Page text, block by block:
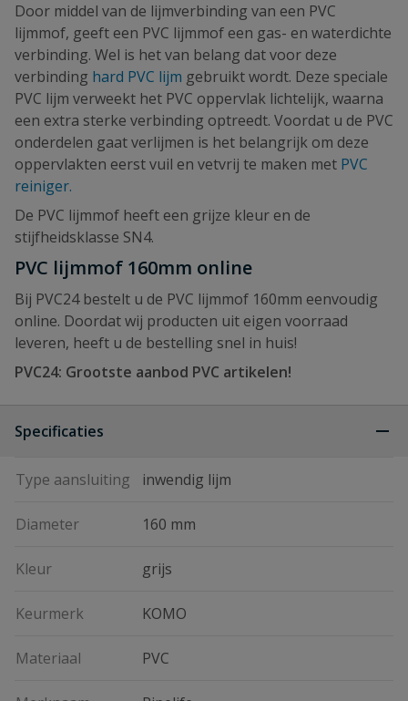
Door middel van de lijmverbinding van een PVC
lijmmof, geeft een PVC lijmmof een gas- en waterdichte
verbinding. Wel is het van belang dat voor deze
verbinding hard PVC lijm gebruikt wordt. Deze speciale
PVC lijm verweekt het PVC oppervlak lichtelijk, waarna
een extra sterke verbinding optreedt. Voordat u de PVC
onderdelen gaat verlijmen is het belangrijk om deze
oppervlakten eerst vuil en vetvrij te maken met PVC
reiniger.
De PVC lijmmof heeft een grijze kleur en de
stijfheidsklasse SN4.
PVC lijmmof 160mm online
Bij PVC24 bestelt u de PVC lijmmof 160mm eenvoudig
online. Doordat wij producten uit eigen voorraad
leveren, heeft u de bestelling snel in huis!
PVC24: Grootste aanbod PVC artikelen!
Specificaties
Type aansluiting inwendig lijm
Diameter 160 mm
Kleur grijs
Keurmerk KOMO
Materiaal PVC